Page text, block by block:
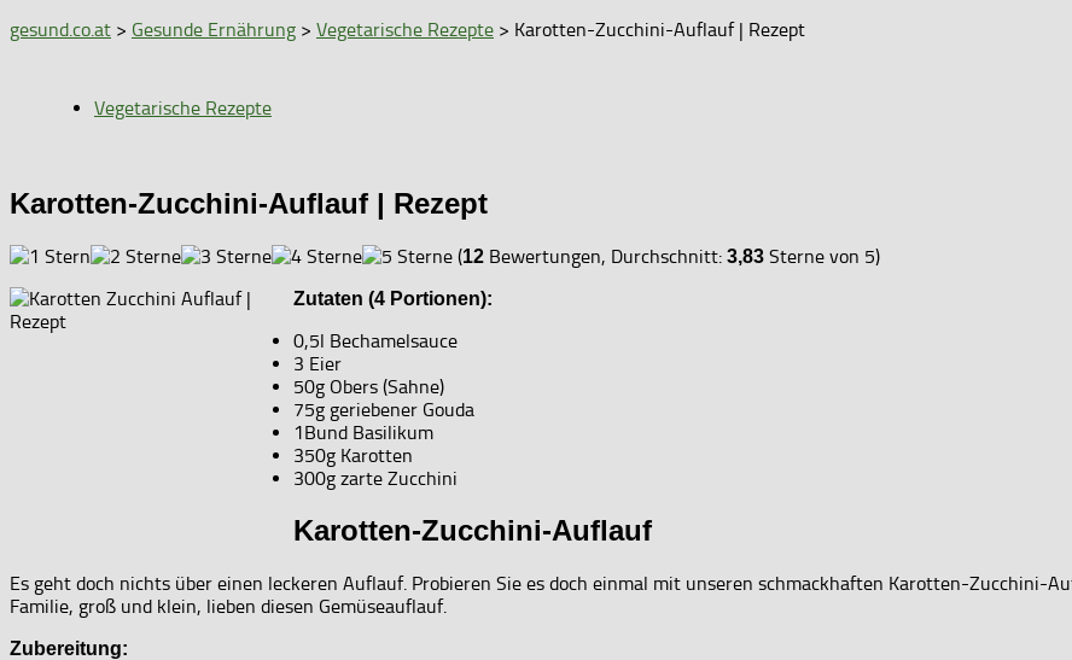
gesund.co.at > Gesunde Ernährung > Vegetarische Rezepte > Karotten-Zucchini-Auflauf | Rezept
Vegetarische Rezepte
Karotten-Zucchini-Auflauf | Rezept
(12 Bewertungen, Durchschnitt: 3,83 Sterne von 5)
Zutaten (4 Portionen):
0,5l Bechamelsauce
3 Eier
50g Obers (Sahne)
75g geriebener Gouda
1Bund Basilikum
350g Karotten
300g zarte Zucchini
Karotten-Zucchini-Auflauf
Es geht doch nichts über einen leckeren Auflauf. Probieren Sie es doch einmal mit unseren schmackhaften Karotten-Zucchini-
Familie, groß und klein, lieben diesen Gemüseauflauf.
Zubereitung: